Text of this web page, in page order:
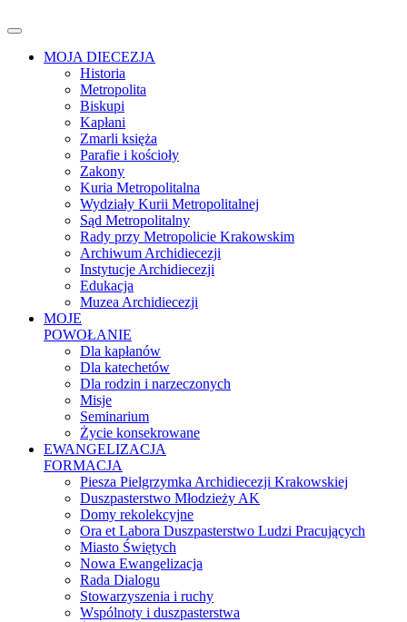
MOJA DIECEZJA
Historia
Metropolita
Biskupi
Kapłani
Zmarli księża
Parafie i kościoły
Zakony
Kuria Metropolitalna
Wydziały Kurii Metropolitalnej
Sąd Metropolitalny
Rady przy Metropolicie Krakowskim
Archiwum Archidiecezji
Instytucje Archidiecezji
Edukacja
Muzea Archidiecezji
MOJE
POWOŁANIE
Dla kapłanów
Dla katechetów
Dla rodzin i narzeczonych
Misje
Seminarium
Życie konsekrowane
EWANGELIZACJA
FORMACJA
Piesza Pielgrzymka Archidiecezji Krakowskiej
Duszpasterstwo Młodzieży AK
Domy rekolekcyjne
Ora et Labora Duszpasterstwo Ludzi Pracujących
Miasto Świętych
Nowa Ewangelizacja
Rada Dialogu
Stowarzyszenia i ruchy
Wspólnoty i duszpasterstwa